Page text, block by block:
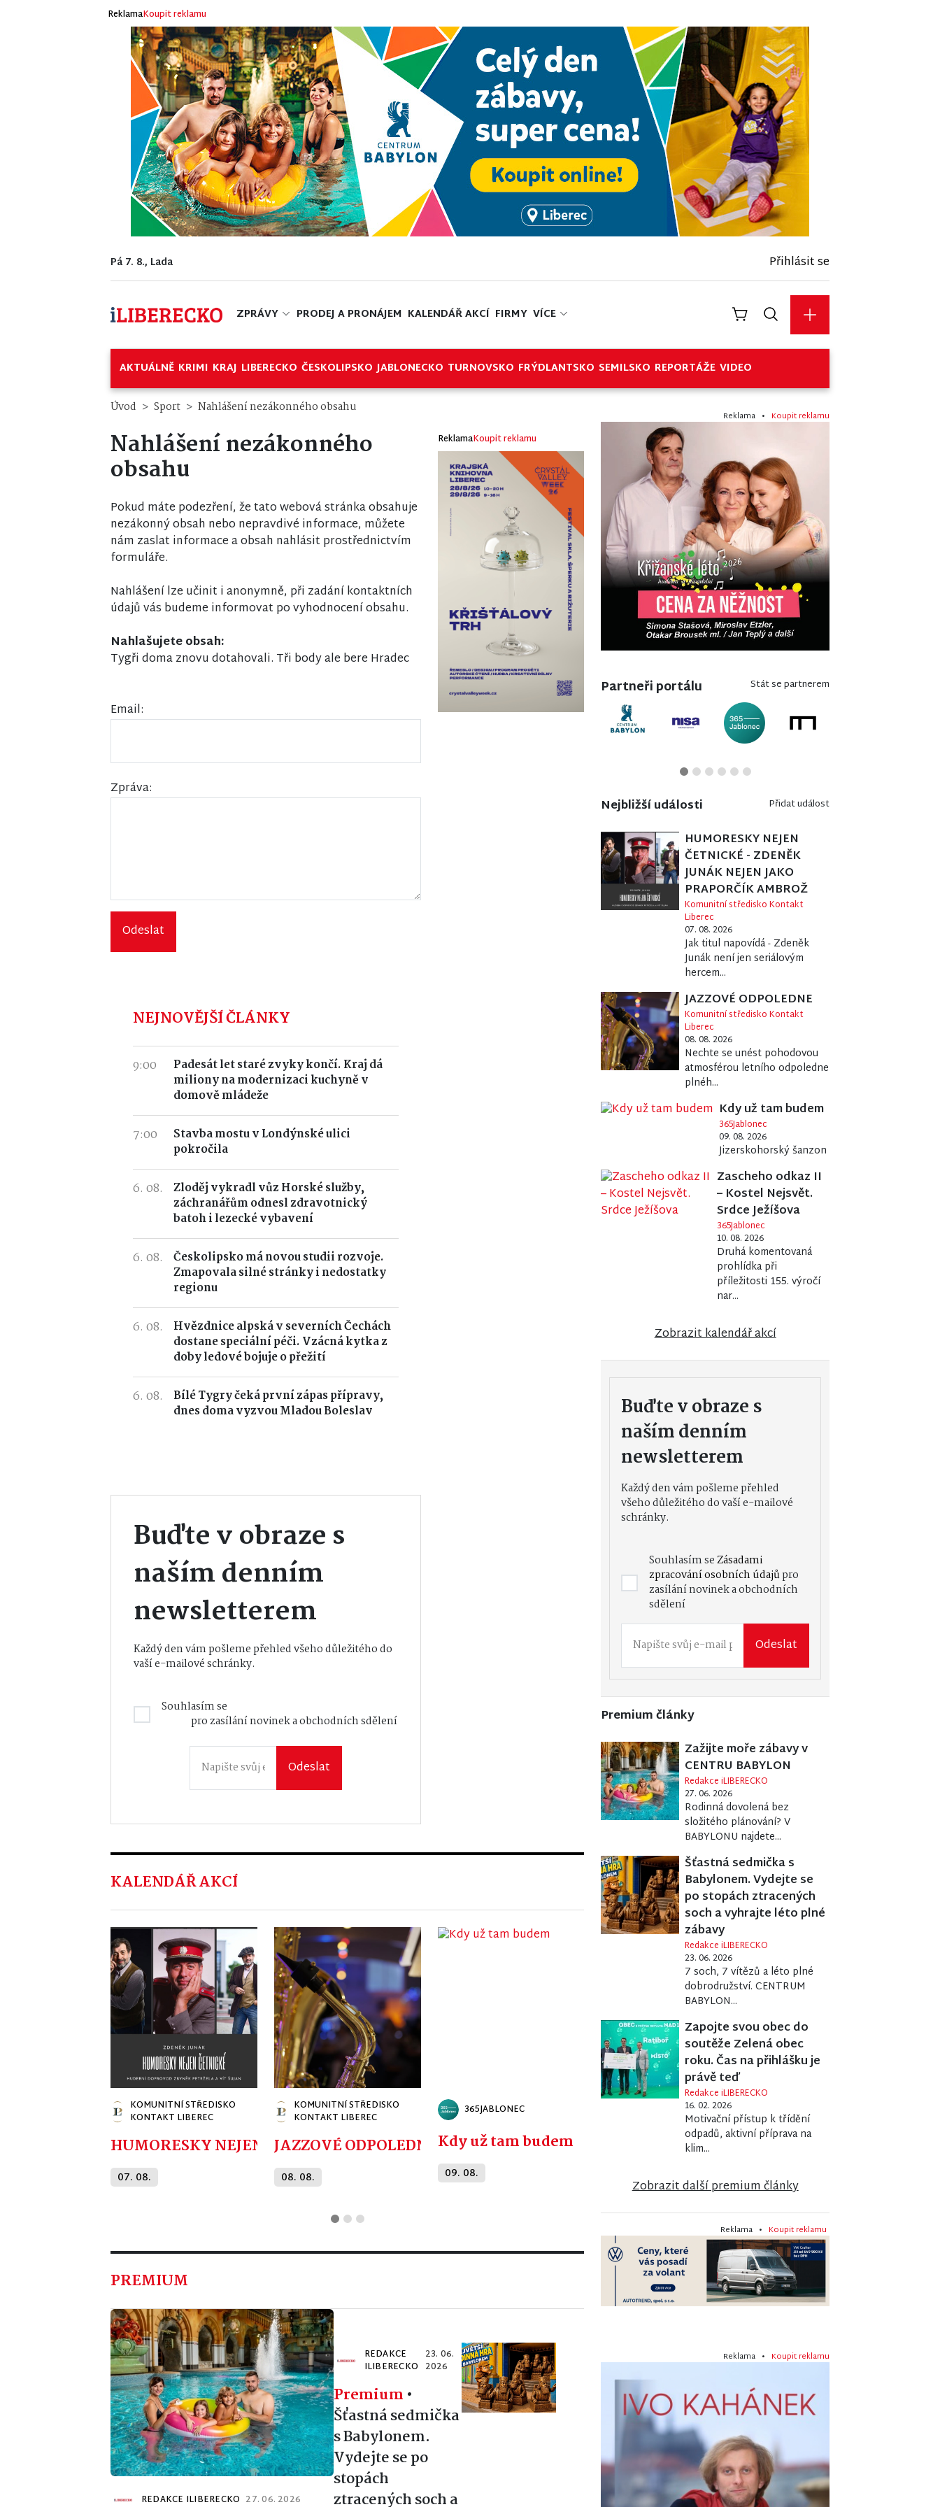
ReklamaKoupit reklamu
Pá 7. 8., Lada Přihlásit se
ZPRÁVY PRODEJ A PRONÁJEM KALENDÁŘ AKCÍ FIRMY VÍCE
AKTUÁLNĚ KRIMI KRAJ LIBERECKO ČESKOLIPSKO JABLONECKO TURNOVSKO FRÝDLANTSKO SEMILSKO REPORTÁŽE VIDEO
Úvod Sport Nahlášení nezákonného obsahu
Nahlášení nezákonného
obsahu
Pokud máte podezření, že tato webová stránka obsahuje
nezákonný obsah nebo nepravdivé informace, můžete
nám zaslat informace a obsah nahlásit prostřednictvím
formuláře.
Nahlášení lze učinit i anonymně, při zadání kontaktních
údajů vás budeme informovat po vyhodnocení obsahu.
Nahlašujete obsah:
Tygři doma znovu dotahovali. Tři body ale bere Hradec
Email:
Zpráva:
Odeslat
NEJNOVĚJŠÍ ČLÁNKY
9:00
Padesát let staré zvyky končí. Kraj dá
miliony na modernizaci kuchyně v
domově mládeže
7:00
Stavba mostu v Londýnské ulici
pokročila
6. 08.
Zloděj vykradl vůz Horské služby,
záchranářům odnesl zdravotnický
batoh i lezecké vybavení
6. 08.
Českolipsko má novou studii rozvoje.
Zmapovala silné stránky i nedostatky
regionu
6. 08.
Hvězdnice alpská v severních Čechách
dostane speciální péči. Vzácná kytka z
doby ledové bojuje o přežití
6. 08.
Bílé Tygry čeká první zápas přípravy,
dnes doma vyzvou Mladou Boleslav
Buďte v obraze s
naším denním
newsletterem
Každý den vám pošleme přehled všeho důležitého do
vaší e-mailové schránky.
Souhlasím se
pro zasílání novinek a obchodních sdělení
Odeslat
ReklamaKoupit reklamu
KALENDÁŘ AKCÍ
KOMUNITNÍ STŘEDISKO
KONTAKT LIBEREC
HUMORESKY NEJEN ČETNICKÉ - ZDENĚK JUNÁK NEJEN JAKO PRAPORČÍK AMBROŽ
07. 08.
KOMUNITNÍ STŘEDISKO
KONTAKT LIBEREC
JAZZOVÉ ODPOLEDNE
08. 08.
365JABLONEC
Kdy už tam budem
09. 08.
PREMIUM
REDAKCE ILIBERECKO 27. 06. 2026
REDAKCE
ILIBERECKO
23. 06.
2026
Premium •
Šťastná sedmička
s Babylonem.
Vydejte se po
stopách
ztracených soch a
Reklama • Koupit reklamu
Partneři portálu Stát se partnerem
Nejbližší události Přidat událost
HUMORESKY NEJEN
ČETNICKÉ - ZDENĚK
JUNÁK NEJEN JAKO
PRAPORČÍK AMBROŽ
Komunitní středisko Kontakt
Liberec
07. 08. 2026
Jak titul napovídá - Zdeněk
Junák není jen seriálovým
hercem...
JAZZOVÉ ODPOLEDNE
Komunitní středisko Kontakt
Liberec
08. 08. 2026
Nechte se unést pohodovou
atmosférou letního odpoledne
plnéh...
Kdy už tam budem
365Jablonec
09. 08. 2026
Jizerskohorský šanzon
Zascheho odkaz II
– Kostel Nejsvět.
Srdce Ježíšova
365Jablonec
10. 08. 2026
Druhá komentovaná
prohlídka při
příležitosti 155. výročí
nar...
Zobrazit kalendář akcí
Buďte v obraze s
naším denním
newsletterem
Každý den vám pošleme přehled
všeho důležitého do vaší e-mailové
schránky.
Souhlasím seZásadami
zpracování osobních údajůpro
zasílání novinek a obchodních
sdělení
Odeslat
Premium články
Zažijte moře zábavy v
CENTRU BABYLON
Redakce iLIBERECKO
27. 06. 2026
Rodinná dovolená bez
složitého plánování? V
BABYLONU najdete...
Šťastná sedmička s
Babylonem. Vydejte se
po stopách ztracených
soch a vyhrajte léto plné
zábavy
Redakce iLIBERECKO
23. 06. 2026
7 soch, 7 vítězů a léto plné
dobrodružství. CENTRUM
BABYLON...
Zapojte svou obec do
soutěže Zelená obec
roku. Čas na přihlášku je
právě teď
Redakce iLIBERECKO
16. 02. 2026
Motivační přístup k třídění
odpadů, aktivní příprava na
klim...
Zobrazit další premium články
Reklama • Koupit reklamu
Reklama • Koupit reklamu